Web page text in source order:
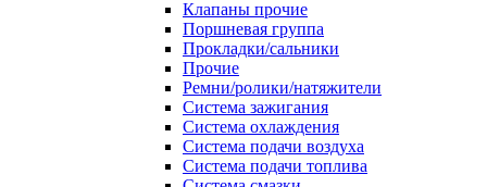
Клапаны прочие
Поршневая группа
Прокладки/сальники
Прочие
Ремни/ролики/натяжители
Система зажигания
Система охлаждения
Система подачи воздуха
Система подачи топлива